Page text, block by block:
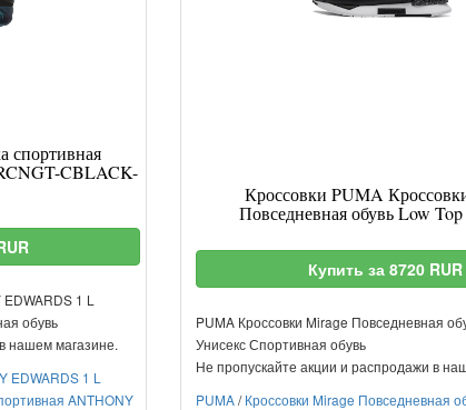
спортивная
CBLACK-
1 L
обувь
нашем магазине.
EDWARDS 1 L
ANTHONY
Кроссовки PUMA
Повседневная обувь Low
Купить за 8720 RUR
PUMA Кроссовки Mirage Повседневная
Унисекс Спортивная обувь
Не пропускайте акции и распродажи в
PUMA/Кроссовки Mirage Повседневная